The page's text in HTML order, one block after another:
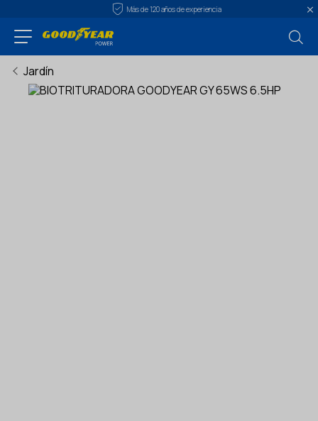
Más de 120 años de experiencia
Jardín